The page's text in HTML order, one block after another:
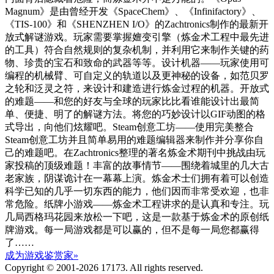
Magnum》是由曾经开发《SpaceChem》、《Infinifactory》、
《TIS-100》和《SHENZHEN I/O》的Zachtronics制作的最新开
放式解谜游戏。玩家需要掌握嬗变引擎（炼金术工程中最先进
的工具）符合自然规则的复杂机制，并利用它来制作关键的药
物、珍贵的宝石和致命的武器等等。设计机器——玩家使用可
编程的机械臂、可自定义的轨道以及更神秘的设备，如范贝罗
之轮和泛灵之符，来设计和建造进行炼金过程的机器。开放式
的难题——和您的好友与全球的玩家比比看谁能设计出最简
单、便捷、明了的解谜方法。将您的巧妙设计以GIF动图的格
式导出，向他们炫耀吧。Steam创意工坊——使用完美整合
Steam创意工坊并且简单易用的难题编辑器来制作并分享你自
己的难题吧。在Zachtronics整理的著名炼金术期刊中挑战由玩
家投稿的顶级难题！丰富的故事情节——围绕着城里的几大古
老家族，阴谋诡计在一幕幕上演。炼金术士们拥有着可以创造
科学已知的几乎一切东西的能力，他们因而非常受欢迎，也非
常危险。纸牌小游戏——炼金术工程讲求的是认真和专注。玩
几局西格玛花园来放松一下吧，这是一款基于炼金术的原创纸
牌游戏。每一局游戏都是可以赢的，但不是每一局您都赢得
了……
成为游戏鉴赏家»
Copyright © 2001-2026 17173. All rights reserved.